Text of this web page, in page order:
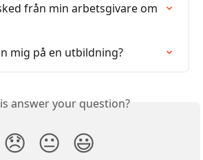
från min arbetsgivare om
mig på en utbildning?
answer your question?
😞 😐 😃